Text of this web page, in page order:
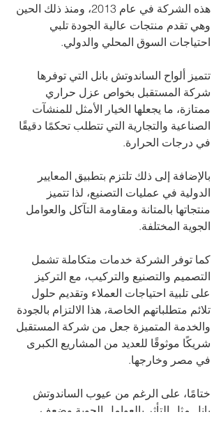
هذه الشركة في عام 2013، ومنذ ذلك الحين
وهي تقدم منتجات عالية الجودة تلبي
احتياجات السوق المحلي والدولي.
تتميز ألواح الساندوتش بانل التي توفرها
شركة المستقبل بخواص عزل حراري
ممتازة، ما يجعلها الخيار الأمثل للمنشآت
الصناعية والتجارية التي تتطلب تحكمًا دقيقًا
في درجات الحرارة.
بالإضافة إلى ذلك تلتزم بتطبيق المعايير
الدولية في عمليات التصنيع، لذا تتميز
منتجاتها بالمتانة ومقاومة التآكل والعوامل
الجوية المختلفة.
كما توفر الشركة خدمات متكاملة تشمل
التصميم والتصنيع والتركيب، مع التركيز
على تلبية احتياجات العملاء وتقديم حلول
تلائم متطلباتهم الخاصة، هذا الالتزام بالجودة
والخدمة المتميزة جعل من شركة المستقبل
شريكًا موثوقًا للعديد من المشاريع الكبرى
في مصر وخارجها.
ختامًا، على الرغم من عيوب الساندوتش
بانل مثل التأثر بالعوامل الجوية وضعف